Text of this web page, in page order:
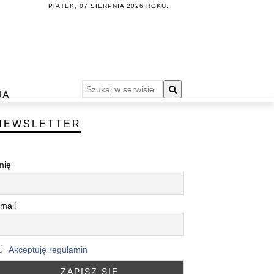
PIĄTEK, 07 SIERPNIA 2026 ROKU.
Akceptuję regulamin